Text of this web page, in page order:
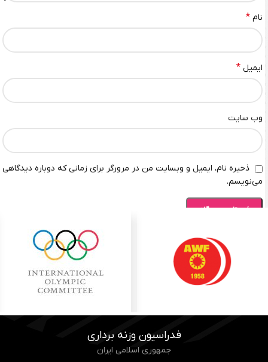
نام *
ایمیل *
وب‌ سایت
ذخیره نام، ایمیل و وبسایت من در مرورگر برای زمانی که دوباره دیدگاهی
می‌نویسم.
فدراسیون وزنه برداری
جمهوری اسلامی ایران